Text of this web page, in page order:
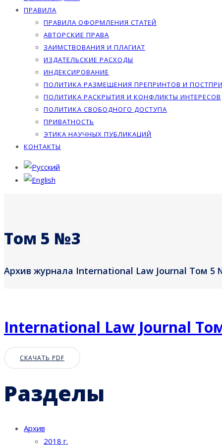
ПРАВИЛА
ПРАВИЛА ОФОРМЛЕНИЯ СТАТЕЙ
АВТОРСКИЕ ПРАВА
ЗАИМСТВОВАНИЯ И ПЛАГИАТ
ИЗДАТЕЛЬСКИЕ РАСХОДЫ
ИНДЕКСИРОВАНИЕ
ПОЛИТИКА РАЗМЕЩЕНИЯ ПРЕПРИНТОВ И
ПОЛИТИКА РАСКРЫТИЯ И КОНФЛИКТЫ ИНТЕРЕСОВ
ПОЛИТИКА СВОБОДНОГО ДОСТУПА
ПРИВАТНОСТЬ
ЭТИКА НАУЧНЫХ ПУБЛИКАЦИЙ
КОНТАКТЫ
Том 5 №3
Архив журнала International Law Journal Том 5
International Law Journal
СКАЧАТЬ PDF
Разделы
Архив
2018 г.